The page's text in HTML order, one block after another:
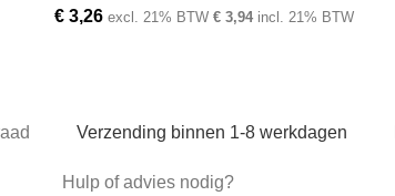
€ 3,26 excl. 21% BTW € 3,94 incl. 21% BTW
Verzending binnen 1-8 werkdagen
Hulp of advies nodig?